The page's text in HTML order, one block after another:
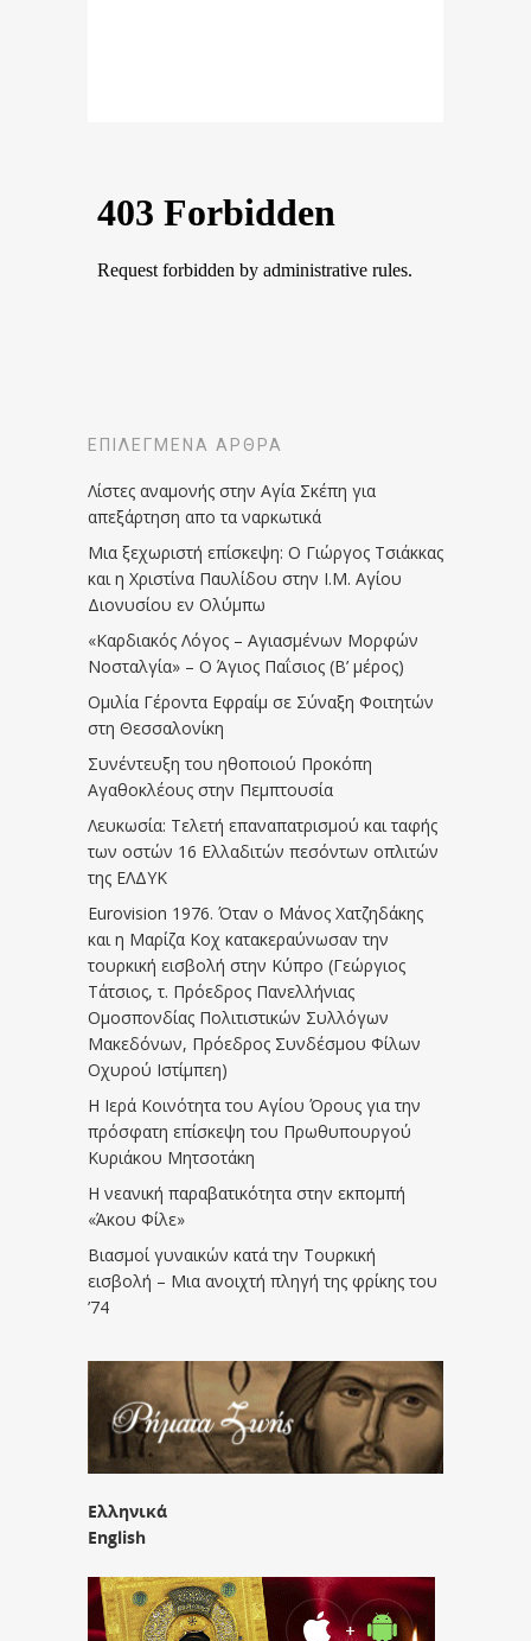
ΕΠΙΛΕΓΜΈΝΑ ΆΡΘΡΑ
Λίστες αναμονής στην Αγία Σκέπη για
απεξάρτηση απο τα ναρκωτικά
Μια ξεχωριστή επίσκεψη: Ο Γιώργος Τσιάκκας
και η Χριστίνα Παυλίδου στην Ι.Μ. Αγίου
Διονυσίου εν Ολύμπω
«Καρδιακός Λόγος – Αγιασμένων Μορφών
Νοσταλγία» – Ο Άγιος Παΐσιος (Β’ μέρος)
Ομιλία Γέροντα Εφραίμ σε Σύναξη Φοιτητών
στη Θεσσαλονίκη
Συνέντευξη του ηθοποιού Προκόπη
Αγαθοκλέους στην Πεμπτουσία
Λευκωσία: Τελετή επαναπατρισμού και ταφής
των οστών 16 Ελλαδιτών πεσόντων οπλιτών
της ΕΛΔΥΚ
Eurovision 1976. Όταν ο Μάνος Χατζηδάκης
και η Μαρίζα Κοχ κατακεραύνωσαν την
τουρκική εισβολή στην Κύπρο (Γεώργιος
Τάτσιος, τ. Πρόεδρος Πανελλήνιας
Ομοσπονδίας Πολιτιστικών Συλλόγων
Μακεδόνων, Πρόεδρος Συνδέσμου Φίλων
Οχυρού Ιστίμπεη)
Η Ιερά Κοινότητα του Αγίου Όρους για την
πρόσφατη επίσκεψη του Πρωθυπουργού
Κυριάκου Μητσοτάκη
Η νεανική παραβατικότητα στην εκπομπή
«Άκου Φίλε»
Βιασμοί γυναικών κατά την Τουρκική
εισβολή – Μια ανοιχτή πληγή της φρίκης του
’74
Ελληνικά
English